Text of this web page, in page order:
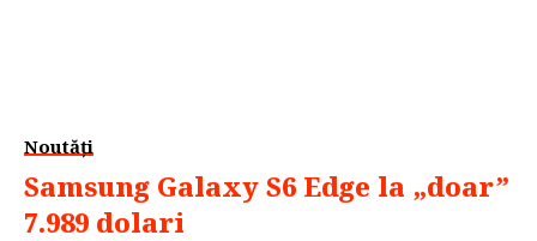
Noutăți
Samsung Galaxy S6 Edge la „doar”
7.989 dolari